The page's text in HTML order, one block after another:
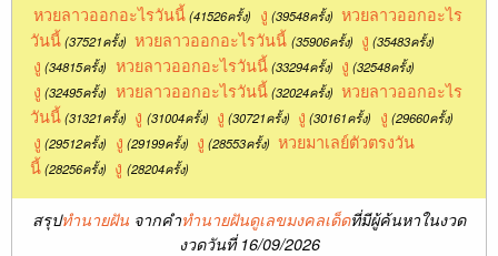
หวยลาวออกอะไรวันนี้ (41526ครั้ง) งู (39548ครั้ง) หวยลาวออกอะไร
วันนี้(37521ครั้ง) หวยลาวออกอะไรวันนี้ (35906ครั้ง) งู (35483ครั้ง)
งู (34815ครั้ง) หวยลาวออกอะไรวันนี้ (33294ครั้ง) งู (32548ครั้ง)
งู (32495ครั้ง) หวยลาวออกอะไรวันนี้ (32024ครั้ง) หวยลาวออกอะไร
วันนี้(31321ครั้ง) งู (31004ครั้ง) งู (30721ครั้ง) งู (30161ครั้ง) งู (29660ครั้ง)
งู (29512ครั้ง) งู (29199ครั้ง) งู (28553ครั้ง) หวยมาเลย์ตัวตรงวัน
นี้(28256ครั้ง) งู (28204ครั้ง)
สรุปทำนายฝัน จากคำทำนายฝันดูเลขมงคลเด็ดที่มีผู้ค้นหาในงวด
งวดวันที่ 16/09/2026